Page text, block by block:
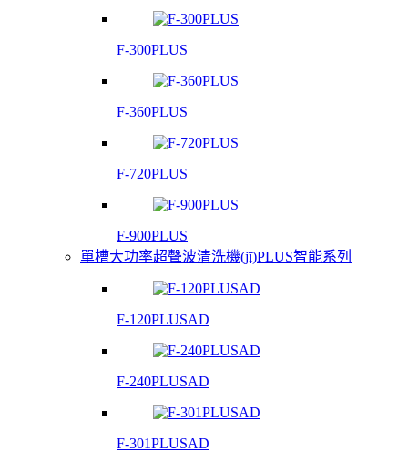
F-300PLUS
F-360PLUS
F-720PLUS
F-900PLUS
單槽大功率超聲波清洗機(jī)PLUS智能系列
F-120PLUSAD
F-240PLUSAD
F-301PLUSAD